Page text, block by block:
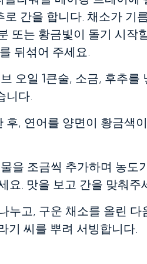
간을 합니다. 채소가 기
또는 황금빛이 돌기 시작
뒤섞어 주세요.
오일 1큰술, 소금, 후추를
니다.
, 연어를 양면이 황금색
을 조금씩 추가하며 농도
요. 맛을 보고 간을 맞춰주
누고, 구운 채소를 올린 다
기 씨를 뿌려 서빙합니다.